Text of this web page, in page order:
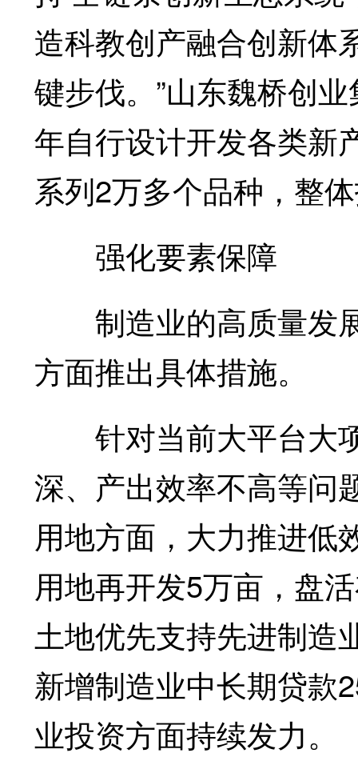
造科教创产融合创新体
键步伐。”山东魏桥创
年自行设计开发各类新
系列2万多个品种，整
强化要素保障
制造业的高质量发
方面推出具体措施。
针对当前大平台大
深、产出效率不高等问
用地方面，大力推进低
用地再开发5万亩，盘
土地优先支持先进制造
新增制造业中长期贷款
业投资方面持续发力。